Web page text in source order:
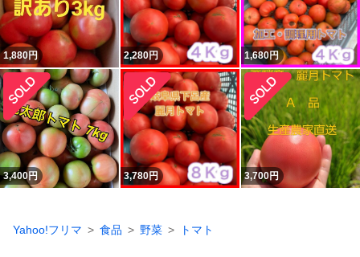
1,880円 2,280円 1,680円
3,400円 3,780円 3,700円
Yahoo!フリマ 食品 野菜 トマト